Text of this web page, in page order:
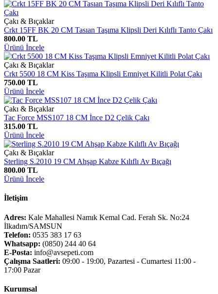
Çakı & Bıçaklar
Crkt 15FF BK 20 CM Tasıan Taşıma Klipsli Deri Kılıflı Tanto Çakı
800.00 TL
Ürünü İncele
Çakı & Bıçaklar
Crkt 5500 18 CM Kiss Taşıma Klipsli Emniyet Kilitli Polat Çakı
750.00 TL
Ürünü İncele
Çakı & Bıçaklar
Tac Force MSS107 18 CM İnce D2 Çelik Çakı
315.00 TL
Ürünü İncele
Çakı & Bıçaklar
Sterling S.2010 19 CM Ahşap Kabze Kılıflı Av Bıçağı
800.00 TL
Ürünü İncele
İletişim
Adres: Kale Mahallesi Namık Kemal Cad. Ferah Sk. No:24
İlkadım/SAMSUN
Telefon: 0535 383 17 63
Whatsapp: (0850) 244 40 64
E-Posta: info@avsepeti.com
Çalışma Saatleri: 09:00 - 19:00, Pazartesi - Cumartesi 11:00 -
17:00 Pazar
Kurumsal